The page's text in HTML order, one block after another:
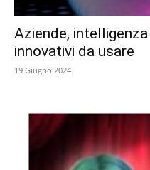
Aziende,
innovativi da usare
19 Giugno 2024